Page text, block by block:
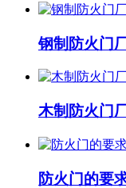
钢制防火门
木制防火门
防火门的要